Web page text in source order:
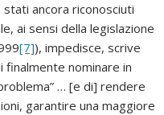
stati ancora riconosciuti
ai sensi della legislazione
[7]), impedisce, scrive
finalmente nominare in
… [e di] rendere
garantire una maggiore